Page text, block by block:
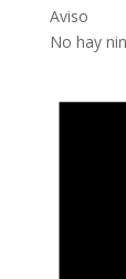
Aviso
No hay